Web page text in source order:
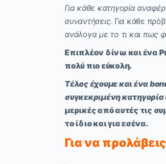
Για κάθε κατηγορία
συναντήσεις. Για κάθε
ανάλογα με το τι και πως
Επιπλέον δίνω και ένα
πολύ πιο εύκολη.
Τέλος έχουμε και ένα
συγκεκριμένη
μερικές από αυτές τις
το ίδιο και για εσένα.
Για να